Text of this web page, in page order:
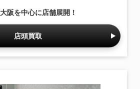
阪を中心に店舗展開！
店頭買取